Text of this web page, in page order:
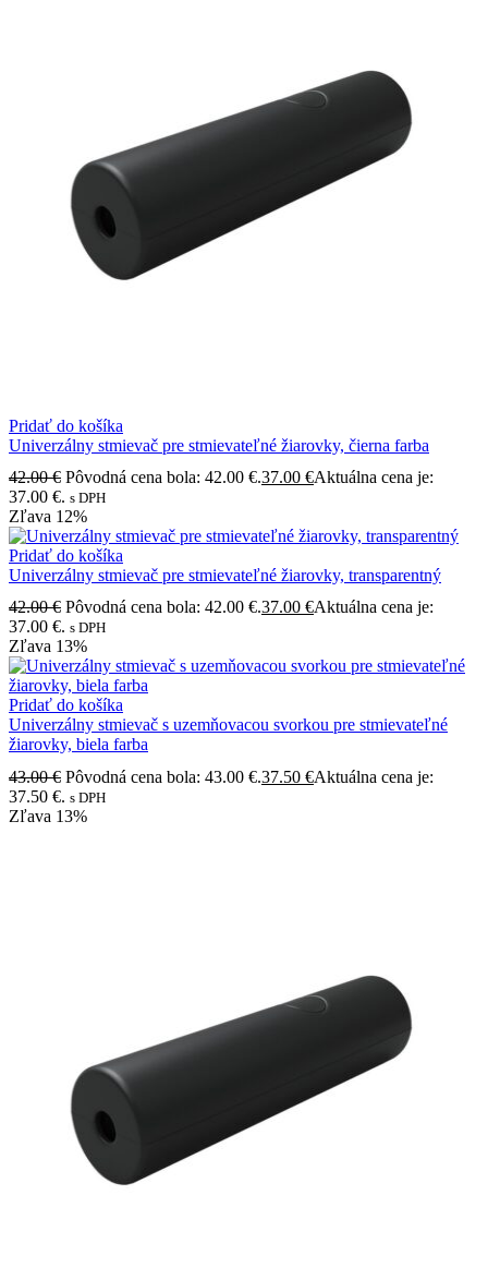
Pridať do košíka
Univerzálny stmievač pre stmievateľné žiarovky, čierna farba
42.00€ Pôvodná cena bola: 42.00 €.37.00 €Aktuálna cena je:
37.00 €. s DPH
Zľava 12%
Pridať do košíka
Univerzálny stmievač pre stmievateľné žiarovky, transparentný
42.00€ Pôvodná cena bola: 42.00 €.37.00 €Aktuálna cena je:
37.00 €. s DPH
Zľava 13%
Pridať do košíka
Univerzálny stmievač s uzemňovacou svorkou pre stmievateľné
žiarovky, biela farba
43.00€ Pôvodná cena bola: 43.00 €.37.50 €Aktuálna cena je:
37.50 €. s DPH
Zľava 13%